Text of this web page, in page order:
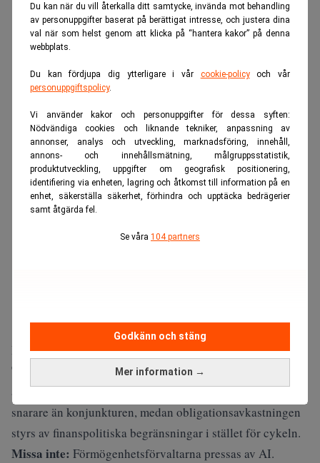
Du kan när du vill återkalla ditt samtycke, invända mot behandling
av personuppgifter baserat på berättigat intresse, och justera dina
val när som helst genom att klicka på “hantera kakor” på denna
webbplats.
Du kan fördjupa dig ytterligare i vår cookie-policyoch vår
personuppgiftspolicy.
Vi använder kakor och personuppgifter för dessa syften:
Nödvändiga cookies och liknande tekniker, anpassning av
annonser, analys och utveckling, marknadsföring, innehåll,
annons- och innehållsmätning, målgruppsstatistik,
produktutveckling, uppgifter om geografisk positionering,
identifiering via enheten, lagring och åtkomst till information på en
enhet, säkerställa säkerhet, förhindra och upptäcka bedrägerier
samt åtgärda fel.
Se våra 104 partners
Mer information →
Godkänn och stäng
Den investeringsprincip som dominerat
kapitalförvaltningen i över fyra decennier ifrågasätts
nu av bankerna själva. Många sparare kan ha fel
balans i sin portfölj.
ANNONS
I en not på måndagen förklarade Apollos chefsekonom
Torsten Sløk 60/40-portföljen är trasig
aktieavkastningen numera drivs av AI-koncentration
snarare än konjunkturen, medan obligationsavkastningen
styrs av finanspolitiska begränsningar i stället för cykeln.
Missa inte: Förmögenhetsförvaltarna pressas av AI.